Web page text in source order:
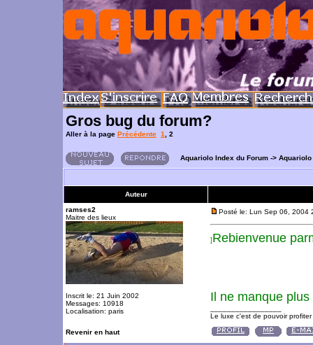
Gros bug du forum?
Aller à la page Précédente 1 2
Aquariolo Index du Forum -> Aquariolo
Auteur
ramses2
Maitre des lieux
Inscrit le: 21 Juin 2002
Messages: 10918
Localisation: paris
Posté le: Lun Sep 06, 2004
]Rebienvenue
Il ne manque
Le luxe c'est de pouvoir
Revenir en haut